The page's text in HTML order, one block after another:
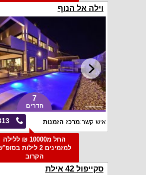
וילה אל הנוף
7
חדרים
איש קשר:מרכז הזמנות
החל מ10000 ₪ ללילה
למזמינים 2 לילות
הקרוב
סקייפול 42 אילת